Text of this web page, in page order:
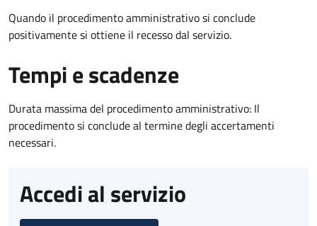
Quando il procedimento amministrativo si conclude
positivamente si ottiene il recesso dal servizio.
Tempi e scadenze
Durata massima del procedimento amministrativo: Il
procedimento si conclude al termine degli accertamenti
necessari.
Accedi al servizio